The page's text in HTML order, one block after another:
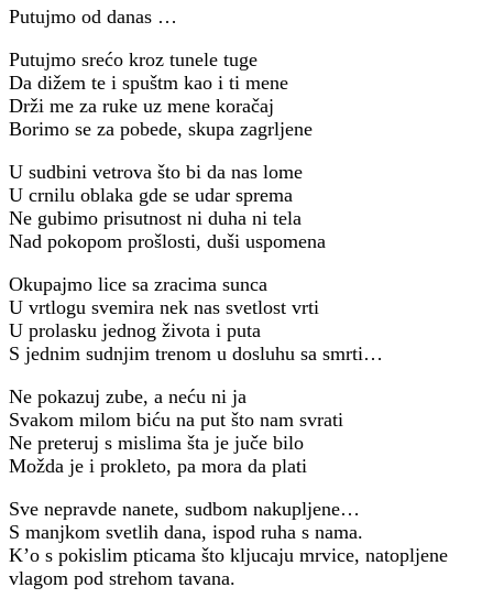
Putujmo od danas …
Putujmo srećo kroz tunele tuge
Da dižem te i spuštm kao i ti mene
Drži me za ruke uz mene koračaj
Borimo se za pobede, skupa zagrljene
U sudbini vetrova što bi da nas lome
U crnilu oblaka gde se udar sprema
Ne gubimo prisutnost ni duha ni tela
Nad pokopom prošlosti, duši uspomena
Okupajmo lice sa zracima sunca
U vrtlogu svemira nek nas svetlost vrti
U prolasku jednog života i puta
S jednim sudnjim trenom u dosluhu sa smrti…
Ne pokazuj zube, a neću ni ja
Svakom milom biću na put što nam svrati
Ne preteruj s mislima šta je juče bilo
Možda je i prokleto, pa mora da plati
Sve nepravde nanete, sudbom nakupljene…
S manjkom svetlih dana, ispod ruha s nama.
K’o s pokislim pticama što kljucaju mrvice, natopljene
vlagom pod strehom tavana.